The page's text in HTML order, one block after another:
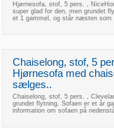
Hjørnesofa, stof, 5 pers. ,
super glad for den, men grundet
et 1 gammel, og står næsten som
Chaiselong, stof, 5
Hjørnesofa med
sælges..
Chaiselong, stof, 5 pers. ,
grundet flytning. Sofaen er et år
information om sofaen på